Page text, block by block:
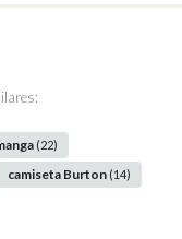
(22)
camiseta Burton (14)